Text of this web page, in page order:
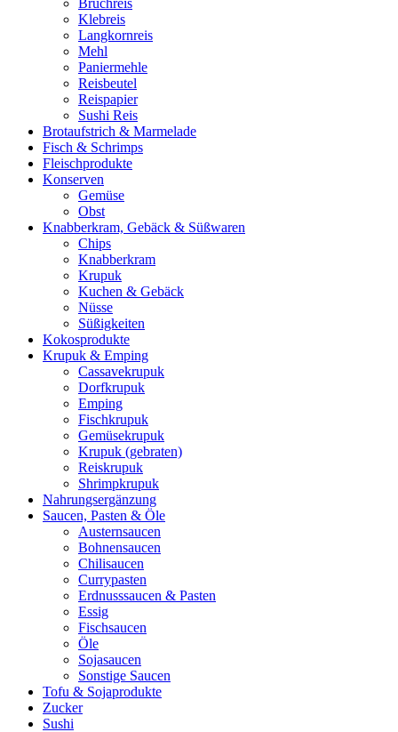
Bruchreis
Klebreis
Langkornreis
Mehl
Paniermehle
Reisbeutel
Reispapier
Sushi Reis
Brotaufstrich & Marmelade
Fisch & Schrimps
Fleischprodukte
Konserven
Gemüse
Obst
Knabberkram, Gebäck & Süßwaren
Chips
Knabberkram
Krupuk
Kuchen & Gebäck
Nüsse
Süßigkeiten
Kokosprodukte
Krupuk & Emping
Cassavekrupuk
Dorfkrupuk
Emping
Fischkrupuk
Gemüsekrupuk
Krupuk (gebraten)
Reiskrupuk
Shrimpkrupuk
Nahrungsergänzung
Saucen, Pasten & Öle
Austernsaucen
Bohnensaucen
Chilisaucen
Currypasten
Erdnusssaucen & Pasten
Essig
Fischsaucen
Öle
Sojasaucen
Sonstige Saucen
Tofu & Sojaprodukte
Zucker
Sushi